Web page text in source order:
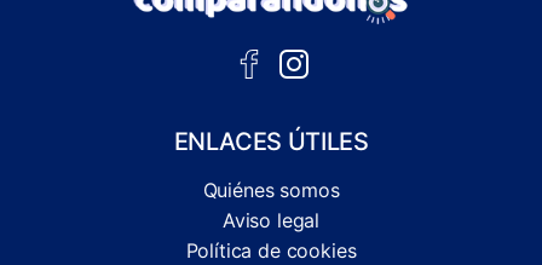
ENLACES ÚTILES
Quiénes somos
Aviso legal
Política de cookies